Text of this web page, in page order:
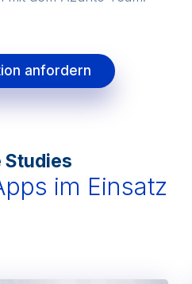
anfordern
Studies
im Einsatz